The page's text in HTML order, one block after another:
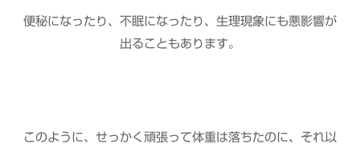
便秘になったり、不眠になったり、生理現象にも悪影響が
出ることもあります。
このように、せっかく頑張って体重は落ちたのに、それ以